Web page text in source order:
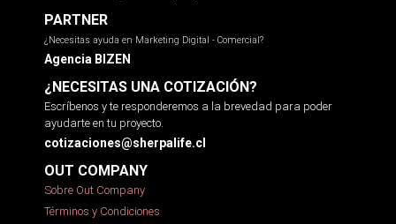
PARTNER
¿Necesitas ayuda en Marketing Digital - Comercial?
Agencia BIZEN
¿NECESITAS UNA COTIZACIÓN?
Escríbenos y te responderemos a la brevedad para poder
ayudarte en tu proyecto.
cotizaciones@sherpalife.cl
OUT COMPANY
Sobre Out Company
Términos y Condiciones